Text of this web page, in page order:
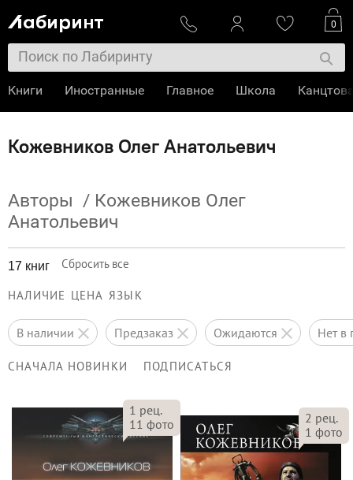
Кожевников Олег Анатольевич
Авторы / Кожевников Олег
Анатольевич
17 книг Сбросить все
НАЛИЧИЕ ЦЕНА ЯЗЫК
в наличии предзаказ ожидаются нет
СНАЧАЛА НОВИНКИ ПОДПИСАТЬСЯ
1 рец.
11 фото 2 рец.
1 фото
0
Книги Иностранные Главное Школа